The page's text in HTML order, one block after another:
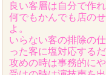
良い客層は自分で作れ
何でもかんでも店の
よ。
いらない客の排除の
った客に塩対応するだ
攻めの時は事務的に